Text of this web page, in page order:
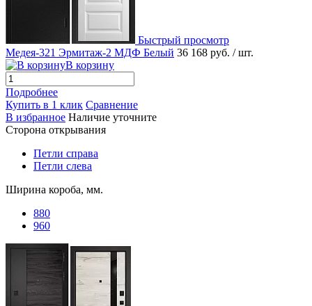
Быстрый просмотр
Медея-321 Эрмитаж-2 МДФ Белый 36 168 руб. / шт.
В корзину
Подробнее
Купить в 1 клик Сравнение
В избранное Наличие уточните
Сторона открывания
Петли справа
Петли слева
Ширина короба, мм.
880
960